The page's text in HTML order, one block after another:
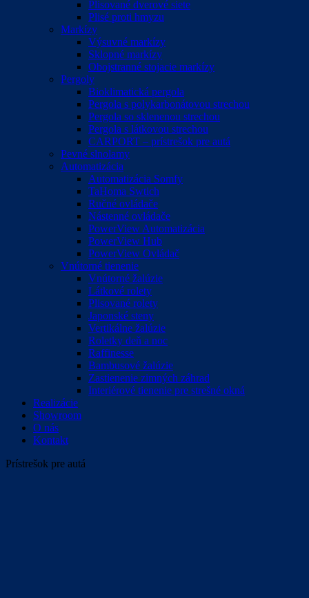
Plisované dverové siete
Plisé proti hmyzu
Markízy
Výsuvné markízy
Sklopné markízy
Obojstranné stojacie markízy
Pergoly
Bioklimatická pergola
Pergola s polykarbonátovou strechou
Pergola so sklenenou strechou
Pergola s látkovou strechou
CARPORT – prístrešok pre autá
Pevné slnolamy
Automatizácia
Automatizácia Somfy
TaHoma Swtich
Ručné ovládače
Nástenné ovládače
PowerView Automatizácia
PowerView Hub
PowerView Ovládač
Vnútorné tienenie
Vnútorné žalúzie
Látkové rolety
Plisované rolety
Japonské steny
Vertikálne žalúzie
Roletky deň a noc
Raffinesse
Bambusové žalúzie
Zastienenie zimných záhrad
Interiérové tienenie pre strešné okná
Realizácie
Showroom
O nás
Kontakt
Prístrešok pre autá